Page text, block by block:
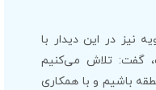
در این دیدار با
گفت: تلاش می‌کنیم
باشیم و با همکاری